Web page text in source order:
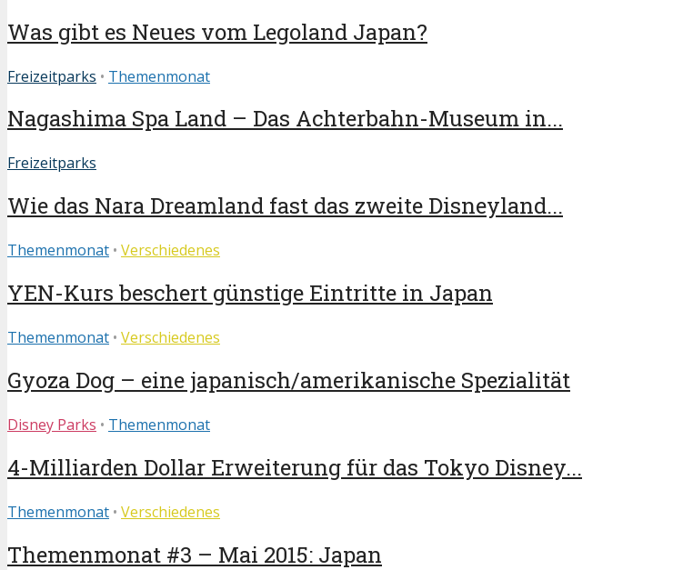
Was gibt es Neues vom Legoland Japan?
Freizeitparks • Themenmonat
Nagashima Spa Land – Das Achterbahn-Museum in...
Freizeitparks
Wie das Nara Dreamland fast das zweite Disneyland...
Themenmonat • Verschiedenes
YEN-Kurs beschert günstige Eintritte in Japan
Themenmonat • Verschiedenes
Gyoza Dog – eine japanisch/amerikanische Spezialität
Disney Parks • Themenmonat
4-Milliarden Dollar Erweiterung für das Tokyo Disney...
Themenmonat • Verschiedenes
Themenmonat #3 – Mai 2015: Japan